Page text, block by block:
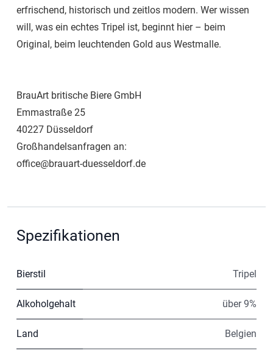
erfrischend, historisch und zeitlos modern. Wer wissen
will, was ein echtes Tripel ist, beginnt hier – beim
Original, beim leuchtenden Gold aus Westmalle.
BrauArt britische Biere GmbH
Emmastraße 25
40227 Düsseldorf
Großhandelsanfragen an:
office@brauart-duesseldorf.de
Spezifikationen
Bierstil Tripel
Alkoholgehalt über 9%
Land Belgien